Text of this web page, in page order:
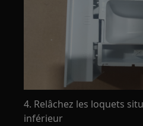
4. Relâchez les loquets
inférieur